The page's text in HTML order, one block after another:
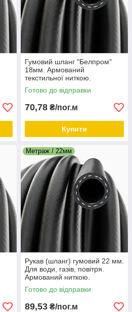
Гумовий шланг "Белпром"
18мм. Армований
текстильної ниткою.
Готово до відправки
70,78 ₴/пог.м
Купити
Метраж / 22мм
Рукав (шланг) гумовий 22 мм.
Для води, газів, повітря.
Армований ниткою.
"Билпромрукав" (Украина)
Готово до відправки
89,53 ₴/пог.м